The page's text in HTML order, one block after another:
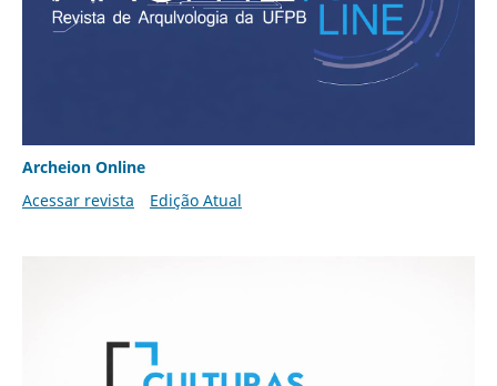
Archeion Online
Acessar revista
Edição Atual